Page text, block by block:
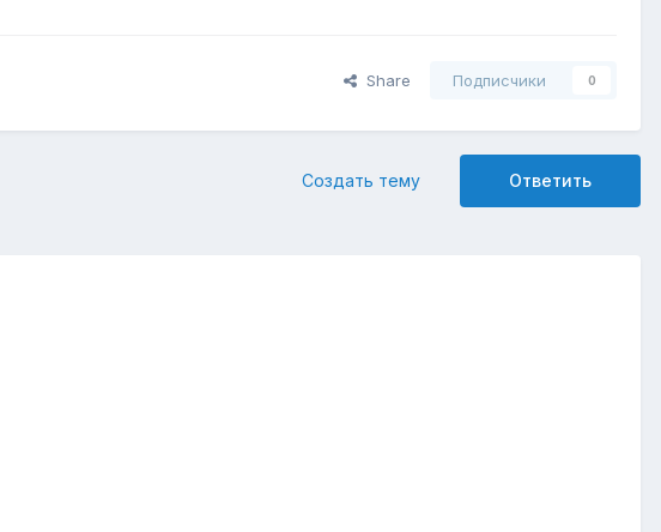
Share Подписчики 0
Ответить
Создать тему